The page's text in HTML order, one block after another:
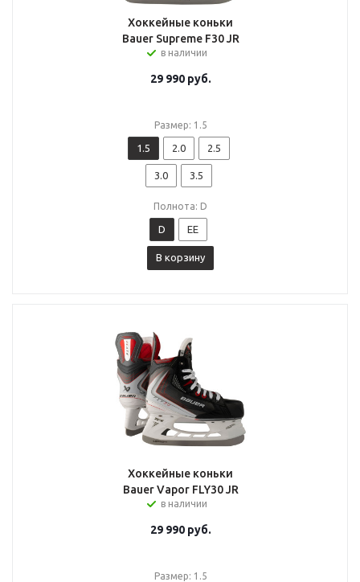
Хоккейные коньки
Bauer Supreme F30 JR
в наличии
29 990руб.
Размер: 1.5
1.5 2.0 2.5
3.0 3.5
Полнота: D
D EE
В корзину
Хоккейные коньки
Bauer Vapor FLY30 JR
в наличии
29 990руб.
Размер: 1.5